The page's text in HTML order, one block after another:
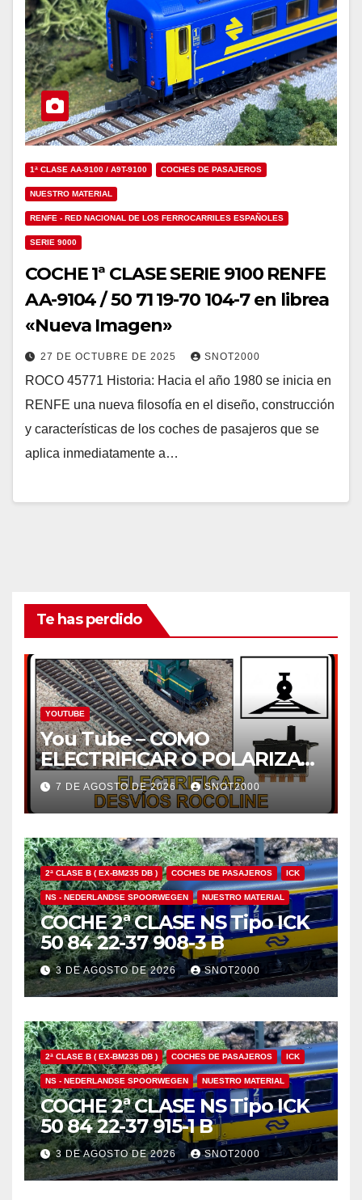
1ª CLASE AA-9100 / A9T-9100 COCHES DE PASAJEROS
NUESTRO MATERIAL
RENFE - RED NACIONAL DE LOS FERROCARRILES ESPAÑOLES
SERIE 9000
COCHE 1ª CLASE SERIE 9100 RENFE
AA-9104 / 50 71 19-70 104-7 en librea
«Nueva Imagen»
27 DE OCTUBRE DE 2025 SNOT2000
ROCO 45771 Historia: Hacia el año 1980 se inicia en
RENFE una nueva filosofía en el diseño, construcción
y características de los coches de pasajeros que se
aplica inmediatamente a…
Te has perdido
YOUTUBE
You Tube – COMO
ELECTRIFICAR O POLARIZAR
EL CORAZÓN DE UN DESVÍO
ROCOLINE H0 CON UN
MOTOR ROCO 10030
7 DE AGOSTO DE 2026 SNOT2000
2ª CLASE B ( EX-BM235 DB ) COCHES DE PASAJEROS ICK
NS - NEDERLANDSE SPOORWEGEN NUESTRO MATERIAL
COCHE 2ª CLASE NS Tipo ICK
50 84 22-37 908-3 B
3 DE AGOSTO DE 2026 SNOT2000
2ª CLASE B ( EX-BM235 DB ) COCHES DE PASAJEROS ICK
NS - NEDERLANDSE SPOORWEGEN NUESTRO MATERIAL
COCHE 2ª CLASE NS Tipo ICK
50 84 22-37 915-1 B
3 DE AGOSTO DE 2026 SNOT2000